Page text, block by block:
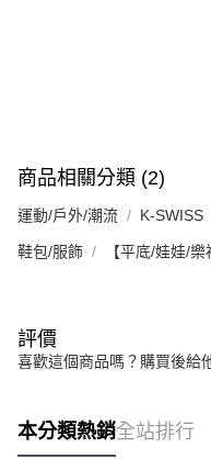
商品相關分類 (2)
運動/戶外/潮流 K-SWISS
鞋包/服飾 【平底/娃娃/樂
評價
喜歡這個商品嗎？購買後給
本分類熱銷全站排行